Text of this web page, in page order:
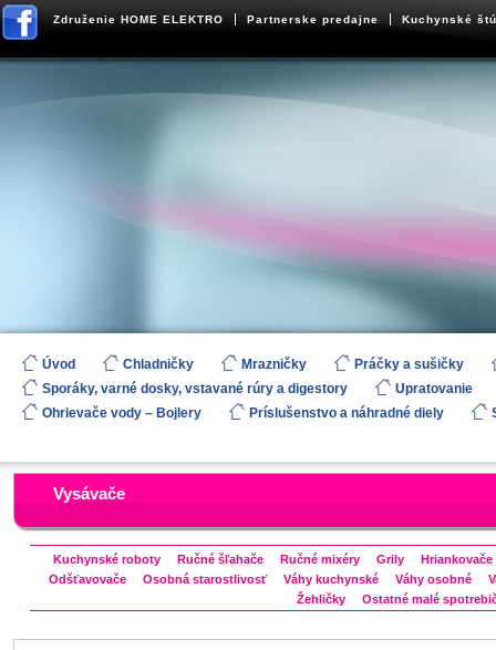
Združenie HOME ELEKTRO Partnerske predajne Kuchynské
Úvod Chladničky Mrazničky
Práčky a sušičky
Sporáky, varné dosky, vstavané rúry a digestory
Upratovanie
Ohrievače vody – Bojlery
Príslušenstvo a náhradné diely
Vysávače
Kuchynské roboty Ručné šľahače Ručné mixéry Grily
Odšťavovače
Osobná starostlivosť Váhy kuchynské Váhy osobné
Žehličky
Ostatné malé